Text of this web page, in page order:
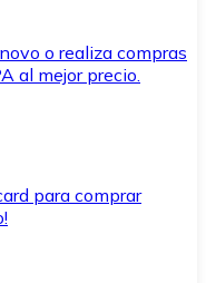
o realiza compras
al mejor precio.
para comprar